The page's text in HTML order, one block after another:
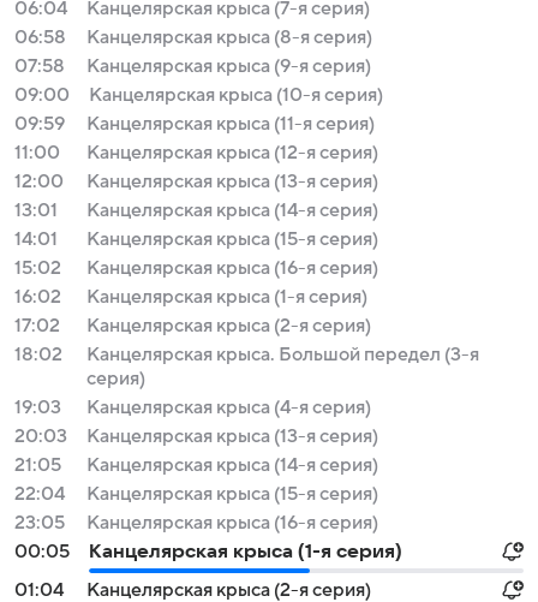
06:04
Канцелярская крыса (7-я серия)
06:58
Канцелярская крыса (8-я серия)
07:58
Канцелярская крыса (9-я серия)
09:00
Канцелярская крыса (10-я серия)
09:59
Канцелярская крыса (11-я серия)
11:00
Канцелярская крыса (12-я серия)
12:00
Канцелярская крыса (13-я серия)
13:01
Канцелярская крыса (14-я серия)
14:01
Канцелярская крыса (15-я серия)
15:02
Канцелярская крыса (16-я серия)
16:02
Канцелярская крыса (1-я серия)
17:02
Канцелярская крыса (2-я серия)
18:02
Канцелярская крыса. Большой передел (3-я
серия)
19:03
Канцелярская крыса (4-я серия)
20:03
Канцелярская крыса (13-я серия)
21:05
Канцелярская крыса (14-я серия)
22:04
Канцелярская крыса (15-я серия)
23:05
Канцелярская крыса (16-я серия)
00:05
Канцелярская крыса (1-я серия)
01:04
Канцелярская крыса (2-я серия)